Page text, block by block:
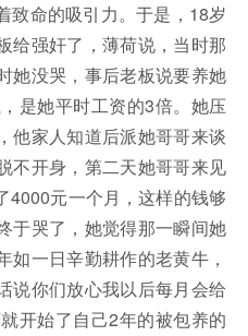
致命的吸引力。于是，18岁
给强奸了，薄荷说，当时那
她没哭，事后老板说要养她
是她平时工资的3倍。她压
他家人知道后派她哥哥来谈
不开身，第二天她哥哥来见
4000元一个月，这样的钱够
于哭了，她觉得那一瞬间她
如一日辛勤耕作的老黄牛，
说你们放心我以后每月会给
开始了自己2年的被包养的